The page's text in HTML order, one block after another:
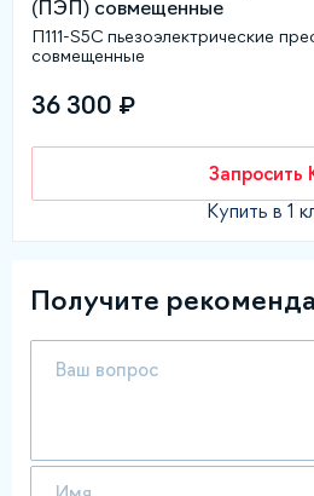
П111-S5C пьезоэлектрические
совмещенные
36 300 ₽
Запросить
Купить в 1
Получите